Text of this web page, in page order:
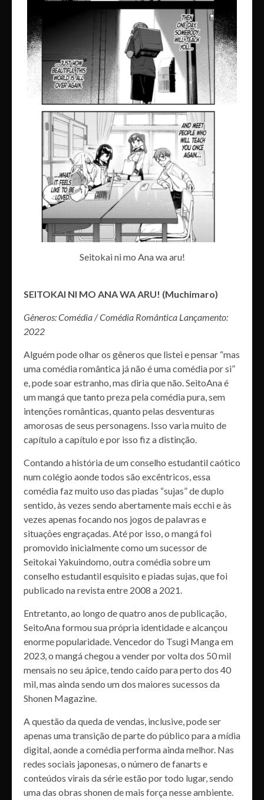
Seitokai ni mo Ana wa aru!
SEITOKAI NI MO ANA WA ARU! (Muchimaro)
Gêneros: Comédia / Comédia Romântica Lançamento:
2022
Alguém pode olhar os gêneros que listei e pensar “mas
uma comédia romântica já não é uma comédia por si”
e, pode soar estranho, mas diria que não. SeitoAna é
um mangá que tanto preza pela comédia pura, sem
intenções românticas, quanto pelas desventuras
amorosas de seus personagens. Isso varia muito de
capítulo a capítulo e por isso fiz a distinção.
Contando a história de um conselho estudantil caótico
num colégio aonde todos são excêntricos, essa
comédia faz muito uso das piadas “sujas” de duplo
sentido, às vezes sendo abertamente mais ecchi e às
vezes apenas focando nos jogos de palavras e
situações engraçadas. Até por isso, o mangá foi
promovido inicialmente como um sucessor de
Seitokai Yakuindomo, outra comédia sobre um
conselho estudantil esquisito e piadas sujas, que foi
publicado na revista entre 2008 a 2021.
Entretanto, ao longo de quatro anos de publicação,
SeitoAna formou sua própria identidade e alcançou
enorme popularidade. Vencedor do Tsugi Manga em
2023, o mangá chegou a vender por volta dos 50 mil
mensais no seu ápice, tendo caído para perto dos 40
mil, mas ainda sendo um dos maiores sucessos da
Shonen Magazine.
A questão da queda de vendas, inclusive, pode ser
apenas uma transição de parte do público para a mídia
digital, aonde a comédia performa ainda melhor. Nas
redes sociais japonesas, o número de fanarts e
conteúdos virais da série estão por todo lugar, sendo
uma das obras shonen de mais força nesse ambiente.